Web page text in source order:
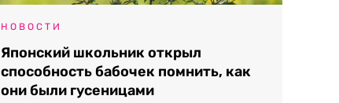
НОВОСТИ
Японский школьник открыл
способность бабочек помнить, как
они были гусеницами